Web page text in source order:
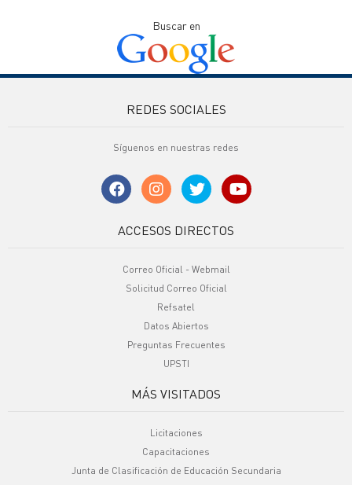
Buscar en
REDES SOCIALES
Síguenos en nuestras redes
ACCESOS DIRECTOS
Correo Oficial - Webmail
Solicitud Correo Oficial
Refsatel
Datos Abiertos
Preguntas Frecuentes
UPSTI
MÁS VISITADOS
Licitaciones
Capacitaciones
Junta de Clasificación de Educación Secundaria